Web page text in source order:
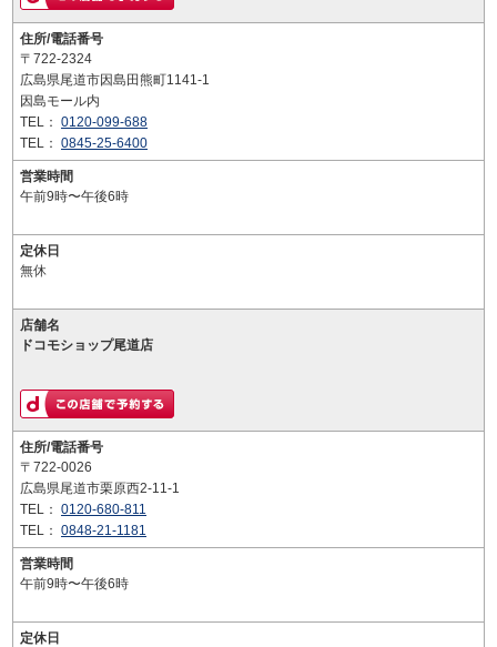
住所/電話番号
〒722-2324
広島県尾道市因島田熊町1141-1
因島モール内
TEL： 0120-099-688
TEL： 0845-25-6400
営業時間
午前9時〜午後6時
定休日
無休
店舗名
ドコモショップ尾道店
住所/電話番号
〒722-0026
広島県尾道市栗原西2-11-1
TEL： 0120-680-811
TEL： 0848-21-1181
営業時間
午前9時〜午後6時
定休日